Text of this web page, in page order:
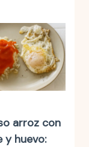
arroz con
huevo: